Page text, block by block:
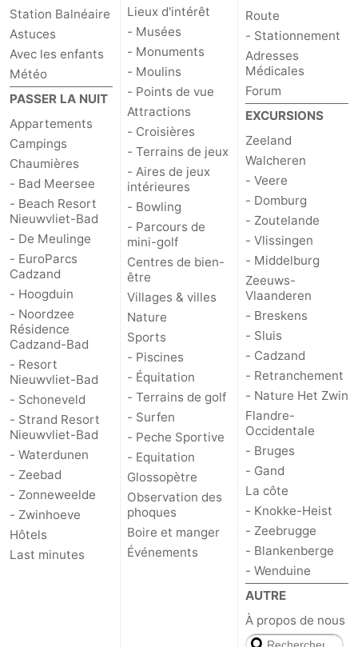
Station Balnéaire
Astuces
Avec les enfants
Météo
PASSER LA NUIT
Appartements
Campings
Chaumières
- Bad Meersee
- Beach Resort
Nieuwvliet-Bad
- De Meulinge
- EuroParcs
Cadzand
- Hoogduin
- Noordzee
Résidence
Cadzand-Bad
- Resort
Nieuwvliet-Bad
- Schoneveld
- Strand Resort
Nieuwvliet-Bad
- Waterdunen
- Zeebad
- Zonneweelde
- Zwinhoeve
Hôtels
Last minutes
Lieux d'intérêt
- Musées
- Monuments
- Moulins
- Points de vue
Attractions
- Croisières
- Terrains de jeux
- Aires de jeux
intérieures
- Bowling
- Parcours de
mini-golf
Centres de bien-
être
Villages & villes
Nature
Sports
- Piscines
- Équitation
- Terrains de golf
- Surfen
- Peche Sportive
- Equitation
Glossopètre
Observation des
phoques
Boire et manger
Événements
Route
- Stationnement
Adresses
Médicales
Forum
EXCURSIONS
Zeeland
Walcheren
- Veere
- Domburg
- Zoutelande
- Vlissingen
- Middelburg
Zeeuws-
Vlaanderen
- Breskens
- Sluis
- Cadzand
- Retranchement
- Nature Het Zwin
Flandre-
Occidentale
- Bruges
- Gand
La côte
- Knokke-Heist
- Zeebrugge
- Blankenberge
- Wenduine
AUTRE
À propos de nous